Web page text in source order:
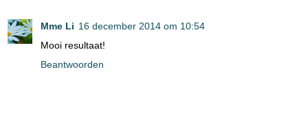
Mme Li 16 december 2014 om 10:54
Mooi resultaat!
Beantwoorden